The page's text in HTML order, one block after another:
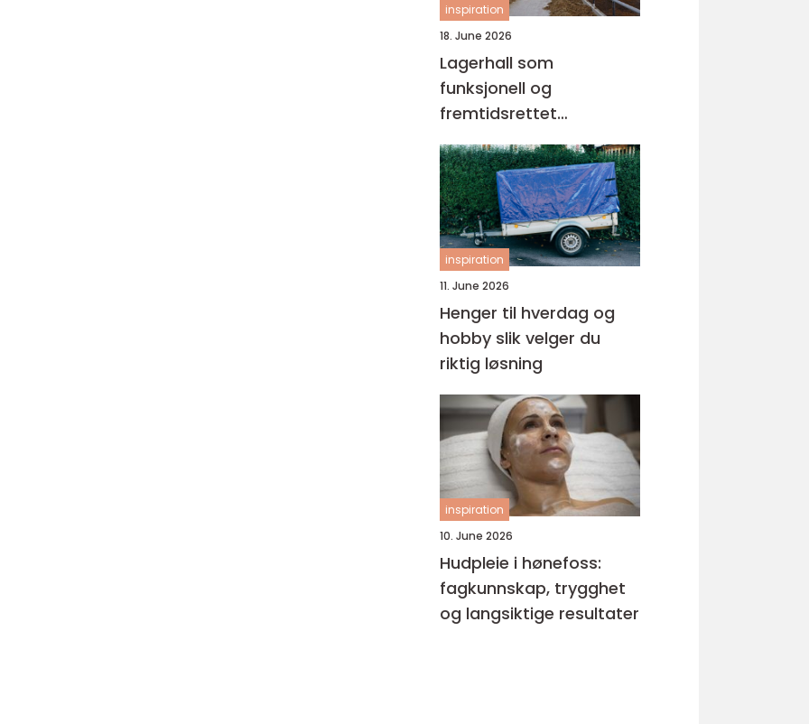
inspiration
18. June 2026
Lagerhall som
funksjonell og
fremtidsrettet
byggløsning
inspiration
11. June 2026
Henger til hverdag og
hobby slik velger du
riktig løsning
inspiration
10. June 2026
Hudpleie i hønefoss:
fagkunnskap, trygghet
og langsiktige resultater